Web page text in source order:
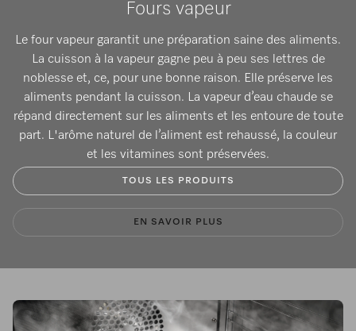
Fours vapeur
Le four vapeur garantit une préparation saine des aliments.
La cuisson à la vapeur gagne peu à peu ses lettres de
noblesse et, ce, pour une bonne raison. Elle préserve les
aliments pendant la cuisson. La vapeur d’eau chaude se
répand directement sur les aliments et les entoure de toute
part. L'arôme naturel de l’aliment est rehaussé, la couleur
et les vitamines sont préservées.
TOUS LES PRODUITS
EN SAVOIR PLUS